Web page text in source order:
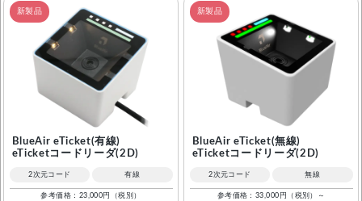
会社案内ニュース・トピックス購入ガイド 展示会情報
決済・POS端末 カードリーダ
業務用プリンタ バーコード検証機
機能・用途から探す
小売・POS 医療・ヘルスケア
データ収集 在庫管理
OCR 照合・チェック
数量カウント 画像撮影・収集
返品・交換 ソフトウェアサポート
取説・プログラムDL カタログDL
評価用アプリDL WELCOMアプリDL
フォームでのお問い合わせ
お問い合わせ お見積り依頼
新製品
BlueAir eTicket(有線)
eTicketコードリーダ(2D)
2次元コード 有線
参考価格：23,000円（税別）
新製品
BlueAir eTicket(無線)
eTicketコードリーダ(2D)
2次元コード 無線
参考価格：33,000円（税別）～